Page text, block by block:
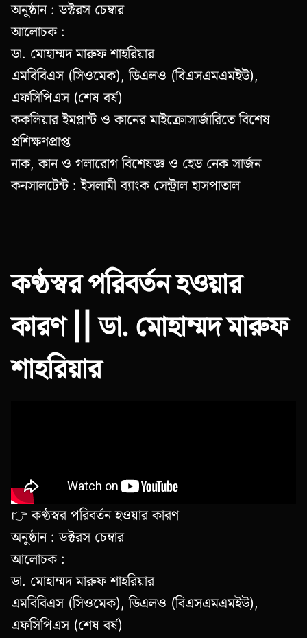
অনুষ্ঠান : ডক্টরস চেম্বার
আলোচক :
ডা. মোহাম্মদ মারুফ শাহরিয়ার
এমবিবিএস (সিওমেক), ডিএলও (বিএসএমএমইউ),
এফসিপিএস (শেষ বর্ষ)
ককলিয়ার ইমপ্লান্ট ও কানের মাইক্রোসার্জারিতে বিশেষ
প্রশিক্ষণপ্রাপ্ত
নাক, কান ও গলারোগ বিশেষজ্ঞ ও হেড নেক সার্জন
কনসালটেন্ট : ইসলামী ব্যাংক সেন্ট্রাল হাসপাতাল
কণ্ঠস্বর পরিবর্তন হওয়ার
কারণ || ডা. মোহাম্মদ মারুফ
শাহরিয়ার
👉 কণ্ঠস্বর পরিবর্তন হওয়ার কারণ
অনুষ্ঠান : ডক্টরস চেম্বার
আলোচক :
ডা. মোহাম্মদ মারুফ শাহরিয়ার
এমবিবিএস (সিওমেক), ডিএলও (বিএসএমএমইউ),
এফসিপিএস (শেষ বর্ষ)